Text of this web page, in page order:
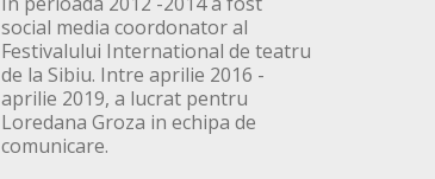
social media coordonator al
Festivalului International de teatru
de la Sibiu. Intre aprilie 2016 -
aprilie 2019, a lucrat pentru
Loredana Groza in echipa de
comunicare.